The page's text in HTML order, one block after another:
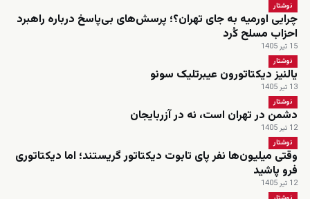
نوشتار
چرایی اورمیه به جای تهران؟؛ پرسش‌های بی‌پاسخ درباره راهبرد
احزاب مسلح کُرد
15 تیر 1405
نوشتار
یالنیز دیکتاتورون عیبرتلیک سونو
13 تیر 1405
نوشتار
دشمن در تهران است، نه در آزربایجان
12 تیر 1405
نوشتار
وقتی میلیون‌ها نفر پای تابوت دیکتاتور گریستند؛ اما دیکتاتوری
فرو پاشید
12 تیر 1405